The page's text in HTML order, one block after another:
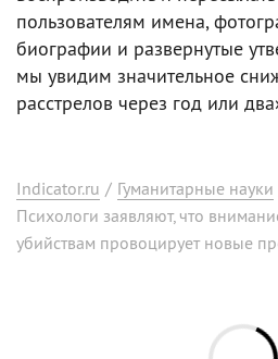
пользователям имена,
биографии и развернутые
мы увидим значительное
расстрелов через год или
Indicator.ru / Гуманитарные науки
Психологи заявляют, что
убийствам провоцирует новые